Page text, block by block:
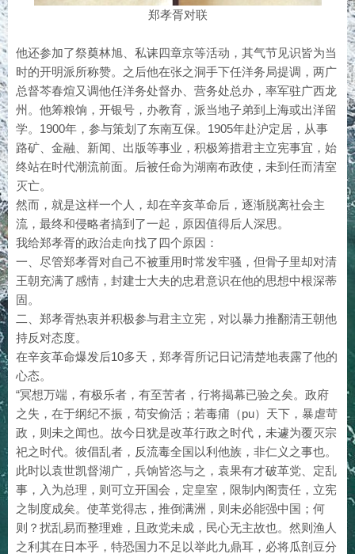
郑孝胥对联
他还参加了祭奠林旭、私诔四章京等活动，其气节见识皆为当
时的开明派所称赞。之后他在张之洞手下任洋务局提调，两广
总督芩春煊又调他任洋务处督办、营务处总办，率军驻广西龙
州。他筹粮饷，开银号，办教育，派当地子弟到上海或出洋留
学。1900年，参与策划了东南互保。1905年赴沪定居，从事
路矿、金融、新闻、出版等事业，积极筹措君主立宪事宜，始
终站在时代潮流前面。后被任命为湖南布政使，未到任而清室
灭亡。
然而，就是这样一个人，却在辛亥革命后，逐渐脱离社会主
流，最终和侵略者搞到了一起，原因值得后人深思。
我给郑孝胥的政治走向找了四个原因：
一、尽管郑孝胥对自己不被重用时常发牢骚，但骨子里却对清
王朝充满了感情，封建士大夫的忠君意识在他的思想中根深蒂
固。
二、郑孝胥热衷并积极参与君主立宪，对以暴力推翻清王朝他
持反对态度。
在辛亥革命爆发后10多天，郑孝胥所记日记清楚地表露了他的
心态。
“冥想万端，有极乐者，有至苦者，行将揭幕已验之矣。政府
之失，在于纲纪不振，苟安偷活；若毒痡（pu）天下，暴虐苛
政，则未之闻也。故今日犹是改革行政之时代，未遽为覆灭宗
祀之时代。彼倡乱者，反流毒全国以利他族，非仁义之事也。
此时以袁世凯督湖广，兵饷皆恣与之，袁果有才破革党、定乱
事，入为总理，则可立开国会，定皇室，限制内阁责任，立宪
之制度成矣。使革党得志，推倒满洲，则未必能强中国；何
则？扰乱易而整理难，且政党未成，民心无主故也。然则渔人
之利其在日本乎，特恐国力不足以举此九鼎耳，必将瓜剖豆分